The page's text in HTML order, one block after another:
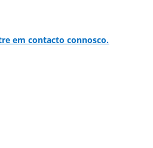
em contacto connosco.